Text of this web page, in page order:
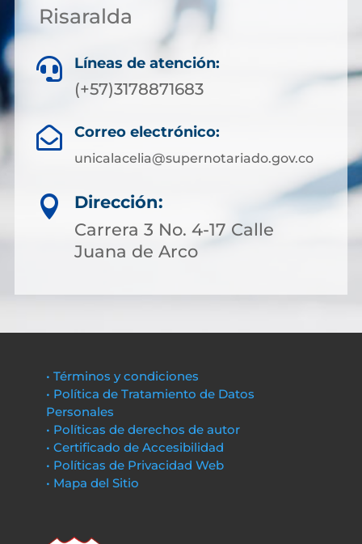
Risaralda
 Líneas de atención:
(+57)3178871683
 Correo electrónico:
unicalacelia@supernotariado.gov.co

Dirección:
Carrera 3 No. 4-17 Calle
Juana de Arco
• Términos y condiciones
• Política de Tratamiento de Datos
Personales
• Políticas de derechos de autor
• Certificado de Accesibilidad
• Políticas de Privacidad Web
• Mapa del Sitio